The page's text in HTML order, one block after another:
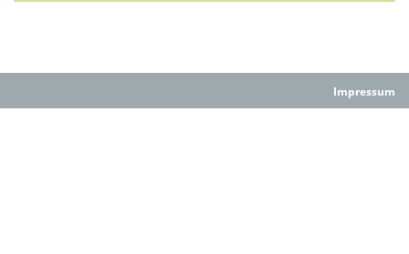
Impressum